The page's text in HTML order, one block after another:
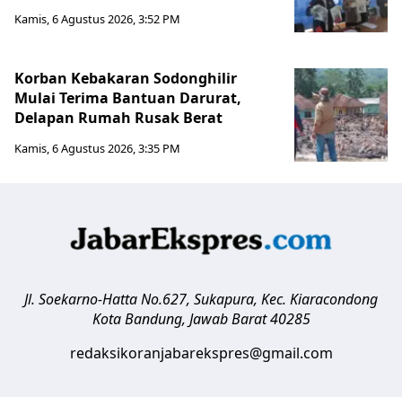
Kamis, 6 Agustus 2026, 3:52 PM
Korban Kebakaran Sodonghilir
Mulai Terima Bantuan Darurat,
Delapan Rumah Rusak Berat
Kamis, 6 Agustus 2026, 3:35 PM
Jl. Soekarno-Hatta No.627, Sukapura, Kec. Kiaracondong
Kota Bandung, Jawab Barat 40285
redaksikoranjabarekspres@gmail.com